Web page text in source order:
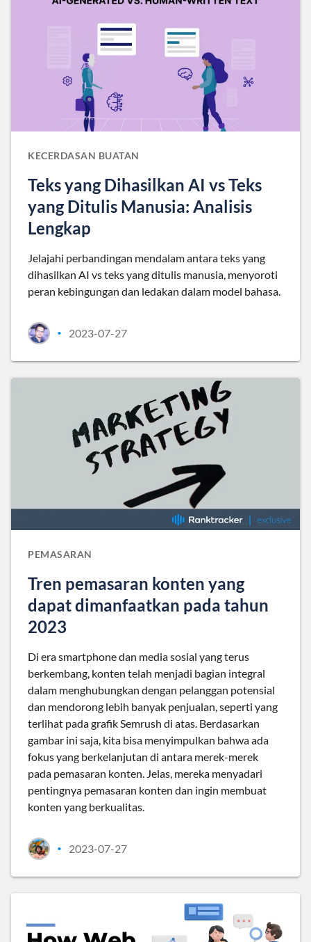
KECERDASAN BUATAN
Teks yang Dihasilkan AI vs Teks
yang Ditulis Manusia: Analisis
Lengkap
Jelajahi perbandingan mendalam antara teks yang
dihasilkan AI vs teks yang ditulis manusia, menyoroti
peran kebingungan dan ledakan dalam model bahasa.
• 2023-07-27
PEMASARAN
Tren pemasaran konten yang
dapat dimanfaatkan pada tahun
2023
Di era smartphone dan media sosial yang terus
berkembang, konten telah menjadi bagian integral
dalam menghubungkan dengan pelanggan potensial
dan mendorong lebih banyak penjualan, seperti yang
terlihat pada grafik Semrush di atas. Berdasarkan
gambar ini saja, kita bisa menyimpulkan bahwa ada
fokus yang berkelanjutan di antara merek-merek
pada pemasaran konten. Jelas, mereka menyadari
pentingnya pemasaran konten dan ingin membuat
konten yang berkualitas.
• 2023-07-27